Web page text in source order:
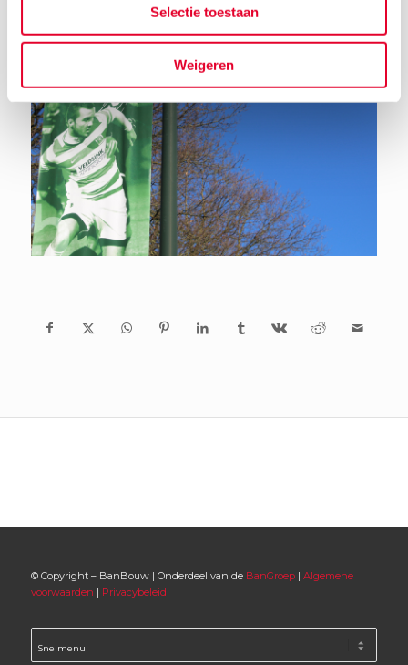
Selectie toestaan
Weigeren
© Copyright – BanBouw | Onderdeel van de BanGroep| Algemene
voorwaarden | Privacybeleid